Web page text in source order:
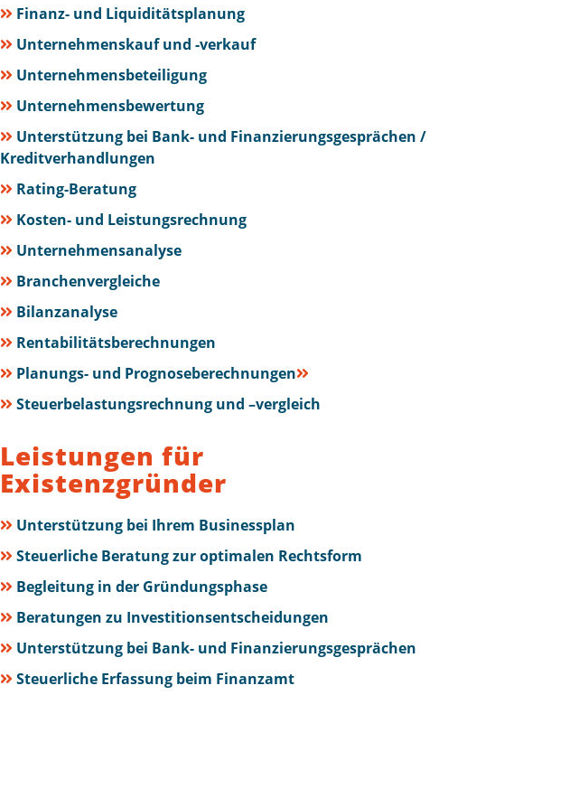
Finanz- und Liquiditätsplanung
Unternehmenskauf und -verkauf
Unternehmensbeteiligung
Unternehmensbewertung
Unterstützung bei Bank- und Finanzierungsgesprächen /
Kreditverhandlungen
Rating-Beratung
Kosten- und Leistungsrechnung
Unternehmensanalyse
Branchenvergleiche
Bilanzanalyse
Rentabilitätsberechnungen
Planungs- und Prognoseberechnungen
Steuerbelastungsrechnung und –vergleich
Leistungen für
Existenzgründer
Unterstützung bei Ihrem Businessplan
Steuerliche Beratung zur optimalen Rechtsform
Begleitung in der Gründungsphase
Beratungen zu Investitionsentscheidungen
Unterstützung bei Bank- und Finanzierungsgesprächen
Steuerliche Erfassung beim Finanzamt